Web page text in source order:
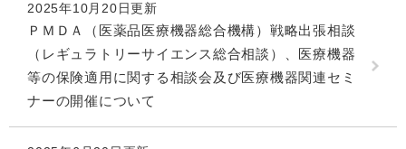
2025年10月20日更新
ＰＭＤＡ（医薬品医療機器総合機構）戦略出張相談
（レギュラトリーサイエンス総合相談）、医療機器
等の保険適用に関する相談会及び医療機器関連セミ
ナーの開催について